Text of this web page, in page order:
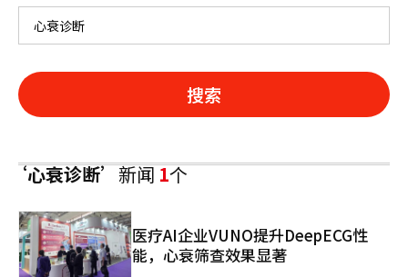
搜索
‘心衰诊断’新闻1个
医疗AI企业VUNO提升DeepECG性
能，心衰筛查效果显著